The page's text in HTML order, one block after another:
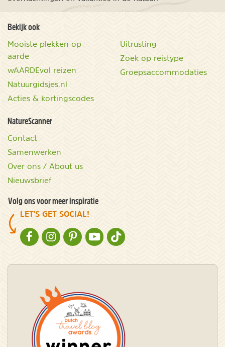
Bekijk ook
Mooiste plekken op
aarde
wAARDEvol reizen
Natuurgidsjes.nl
Acties & kortingscodes
Uitrusting
Zoek op reistype
Groepsaccommodaties
NatureScanner
Contact
Samenwerken
Over ons / About us
Nieuwsbrief
Volg ons voor meer inspiratie
LET'S GET SOCIAL!
NATURESCANNER OP FACEBOOK
NATURESCANNER OP INSTAGRAM
NATURESCANNER OP PINTEREST
NATURESCANNER OP YOUTUBE
NATURESCANNER OP TIKTOK